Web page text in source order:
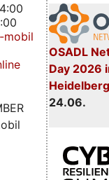
OSADL
Day 2026
24.06.
mobil